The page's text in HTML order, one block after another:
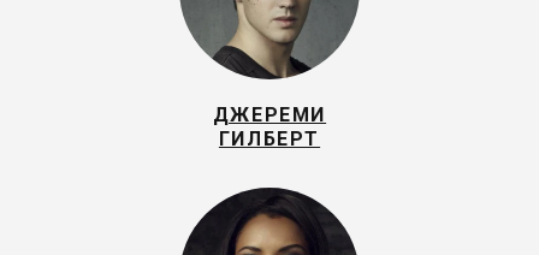
ДЖЕРЕМИ
ГИЛБЕРТ